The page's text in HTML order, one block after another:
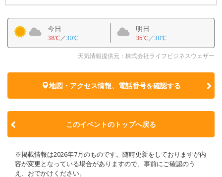
今日
38℃／30℃
明日
35℃／30℃
天気情報提供元：株式会社ライフビジネスウェザー
地図・アクセス情報、電話番号を確認する
このイベントのトップへ戻る
※掲載情報は2026年7月のものです。随時更新をしておりますが内
容が変更となっている場合がありますので、事前にご確認のう
え、おでかけください。